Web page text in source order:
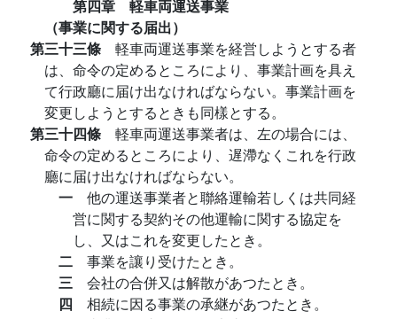
第四章 軽車両運送事業
（事業に関する届出）
第三十三條 軽車両運送事業を経営しようとする者
は、命令の定めるところにより、事業計画を具え
て行政廳に届け出なければならない。事業計画を
変更しようとするときも同樣とする。
第三十四條 軽車両運送事業者は、左の場合には、
命令の定めるところにより、遅滯なくこれを行政
廳に届け出なければならない。
一 他の運送事業者と聯絡運輸若しくは共同経
営に関する契約その他運輸に関する協定を
し、又はこれを変更したとき。
二 事業を讓り受けたとき。
三 会社の合併又は解散があつたとき。
四 相続に因る事業の承継があつたとき。